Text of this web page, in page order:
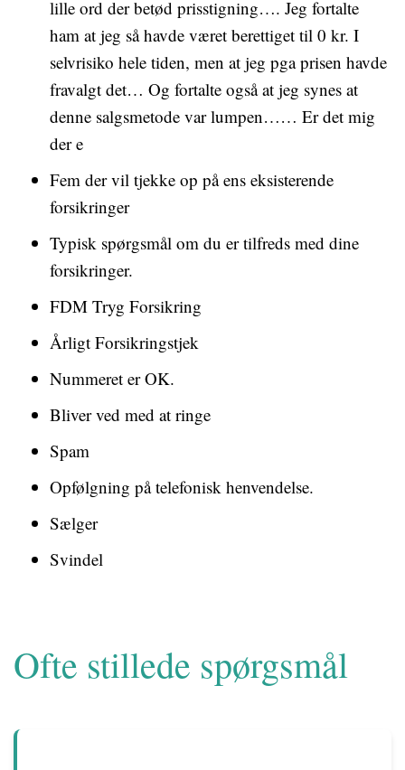
lille ord der betød prisstigning…. Jeg fortalte
ham at jeg så havde været berettiget til 0 kr. I
selvrisiko hele tiden, men at jeg pga prisen havde
fravalgt det… Og fortalte også at jeg synes at
denne salgsmetode var lumpen…… Er det mig
der e
Fem der vil tjekke op på ens eksisterende
forsikringer
Typisk spørgsmål om du er tilfreds med dine
forsikringer.
FDM Tryg Forsikring
Årligt Forsikringstjek
Nummeret er OK.
Bliver ved med at ringe
Spam
Opfølgning på telefonisk henvendelse.
Sælger
Svindel
Ofte stillede spørgsmål